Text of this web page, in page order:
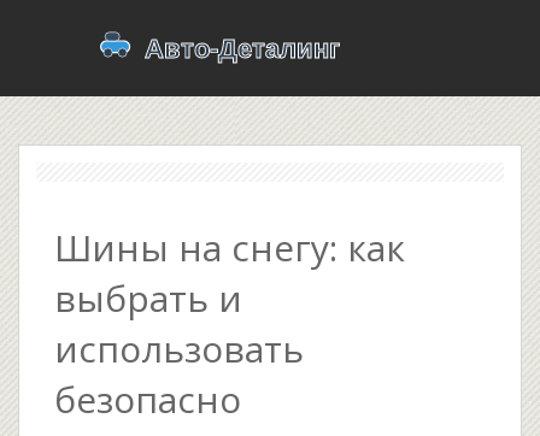
Шины на снегу: как
выбрать и
использовать
безопасно